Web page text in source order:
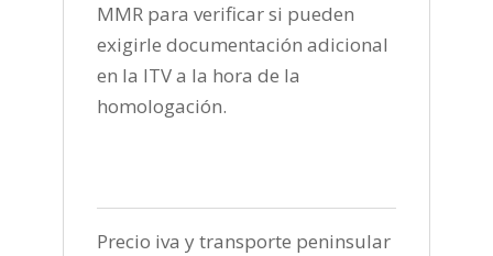
MMR para verificar si pueden
exigirle documentación adicional
en la ITV a la hora de la
homologación.
Precio iva y transporte peninsular